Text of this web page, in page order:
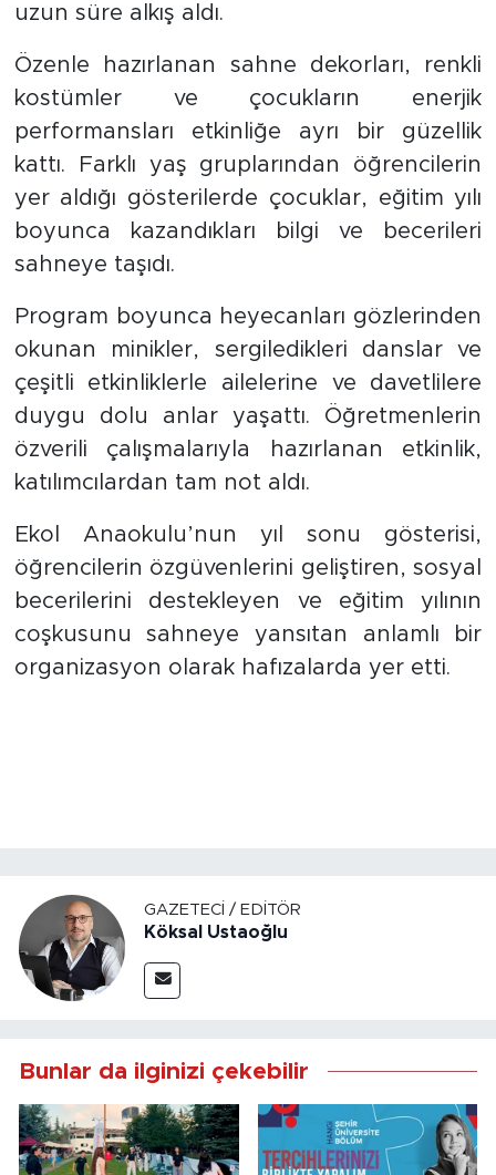
uzun süre alkış aldı.
Özenle hazırlanan sahne dekorları, renkli
kostümler ve çocukların enerjik
performansları etkinliğe ayrı bir güzellik
kattı. Farklı yaş gruplarından öğrencilerin
yer aldığı gösterilerde çocuklar, eğitim yılı
boyunca kazandıkları bilgi ve becerileri
sahneye taşıdı.
Program boyunca heyecanları gözlerinden
okunan minikler, sergiledikleri danslar ve
çeşitli etkinliklerle ailelerine ve davetlilere
duygu dolu anlar yaşattı. Öğretmenlerin
özverili çalışmalarıyla hazırlanan etkinlik,
katılımcılardan tam not aldı.
Ekol Anaokulu’nun yıl sonu gösterisi,
öğrencilerin özgüvenlerini geliştiren, sosyal
becerilerini destekleyen ve eğitim yılının
coşkusunu sahneye yansıtan anlamlı bir
organizasyon olarak hafızalarda yer etti.
GAZETECI / EDITÖR
Köksal Ustaoğlu
Bunlar da ilginizi çekebilir